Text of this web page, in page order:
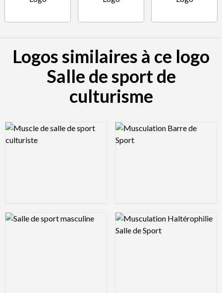
Logos similaires à ce logo
Salle de sport de
culturisme
Logo Preview Image Logo Preview Image
Logo Preview Image Logo Preview Image